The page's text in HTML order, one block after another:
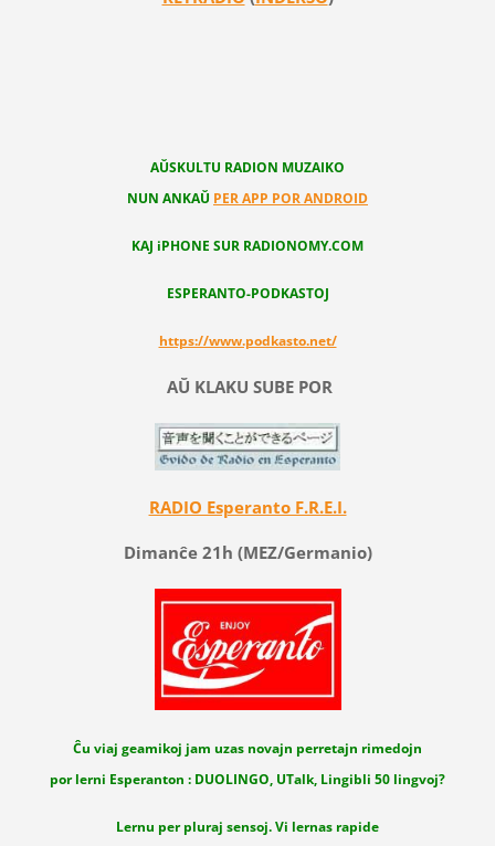
AŬSKULTU RADION MUZAIKO
NUN ANKAŬ PER APP POR ANDROID
KAJ iPHONE SUR RADIONOMY.COM
ESPERANTO-PODKASTOJ
https://www.podkasto.net/
AŬ KLAKU SUBE POR
RADIO Esperanto F.R.E.I.
Dimanĉe 21h (MEZ/Germanio)
Ĉu viaj geamikoj jam uzas novajn perretajn rimedojn
por lerni Esperanton : DUOLINGO, UTalk, Lingibli 50 lingvoj?
Lernu per pluraj sensoj. Vi lernas rapide